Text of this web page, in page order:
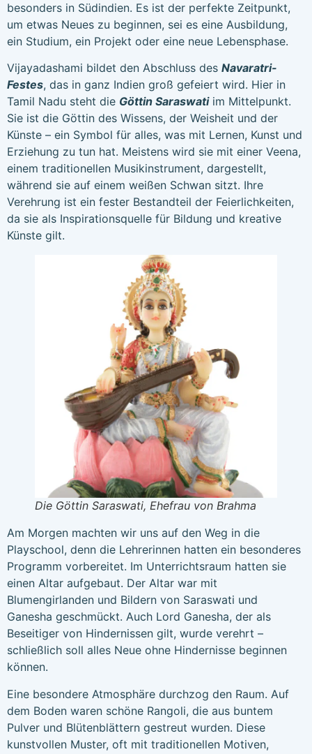
besonders in Südindien. Es ist der perfekte Zeitpunkt,
um etwas Neues zu beginnen, sei es eine Ausbildung,
ein Studium, ein Projekt oder eine neue Lebensphase.
Vijayadashami bildet den Abschluss des Navaratri-
Festes, das in ganz Indien groß gefeiert wird. Hier in
Tamil Nadu steht die Göttin Saraswatiim Mittelpunkt.
Sie ist die Göttin des Wissens, der Weisheit und der
Künste – ein Symbol für alles, was mit Lernen, Kunst und
Erziehung zu tun hat. Meistens wird sie mit einer Veena,
einem traditionellen Musikinstrument, dargestellt,
während sie auf einem weißen Schwan sitzt. Ihre
Verehrung ist ein fester Bestandteil der Feierlichkeiten,
da sie als Inspirationsquelle für Bildung und kreative
Künste gilt.
Die Göttin Saraswati, Ehefrau von Brahma
Am Morgen machten wir uns auf den Weg in die
Playschool, denn die Lehrerinnen hatten ein besonderes
Programm vorbereitet. Im Unterrichtsraum hatten sie
einen Altar aufgebaut. Der Altar war mit
Blumengirlanden und Bildern von Saraswati und
Ganesha geschmückt. Auch Lord Ganesha, der als
Beseitiger von Hindernissen gilt, wurde verehrt –
schließlich soll alles Neue ohne Hindernisse beginnen
können.
Eine besondere Atmosphäre durchzog den Raum. Auf
dem Boden waren schöne Rangoli, die aus buntem
Pulver und Blütenblättern gestreut wurden. Diese
kunstvollen Muster, oft mit traditionellen Motiven,